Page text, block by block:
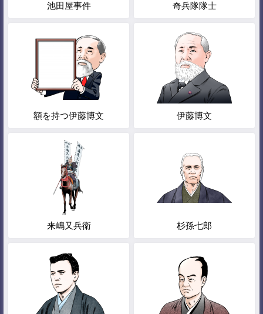
池田屋事件 奇兵隊隊士
額を持つ伊藤博文 伊藤博文
来嶋又兵衛 杉孫七郎